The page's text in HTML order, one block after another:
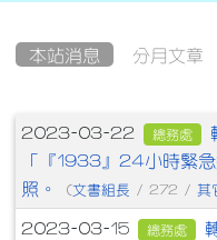
本站消息 分月文章
文章列表
2023-03-22 總務處
「『1933』24小時緊
照。
(文書組長 / 272 / 其
2023-03-15 總務處